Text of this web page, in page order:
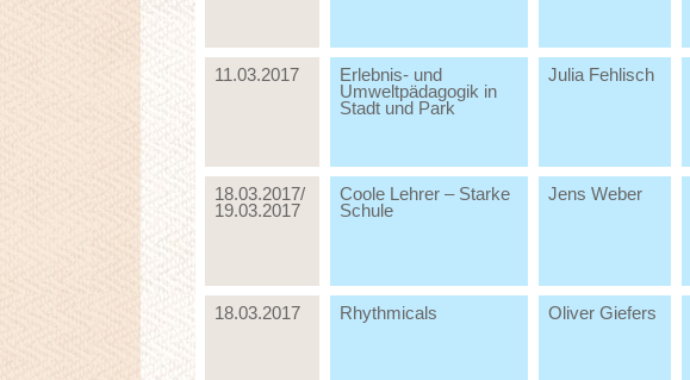
11.03.2017
Erlebnis- und
Umweltpädagogik in
Stadt und Park
Julia Fehlisch
18.03.2017/
19.03.2017
Coole Lehrer – Starke
Schule
Jens Weber
18.03.2017 Rhythmicals Oliver Giefers